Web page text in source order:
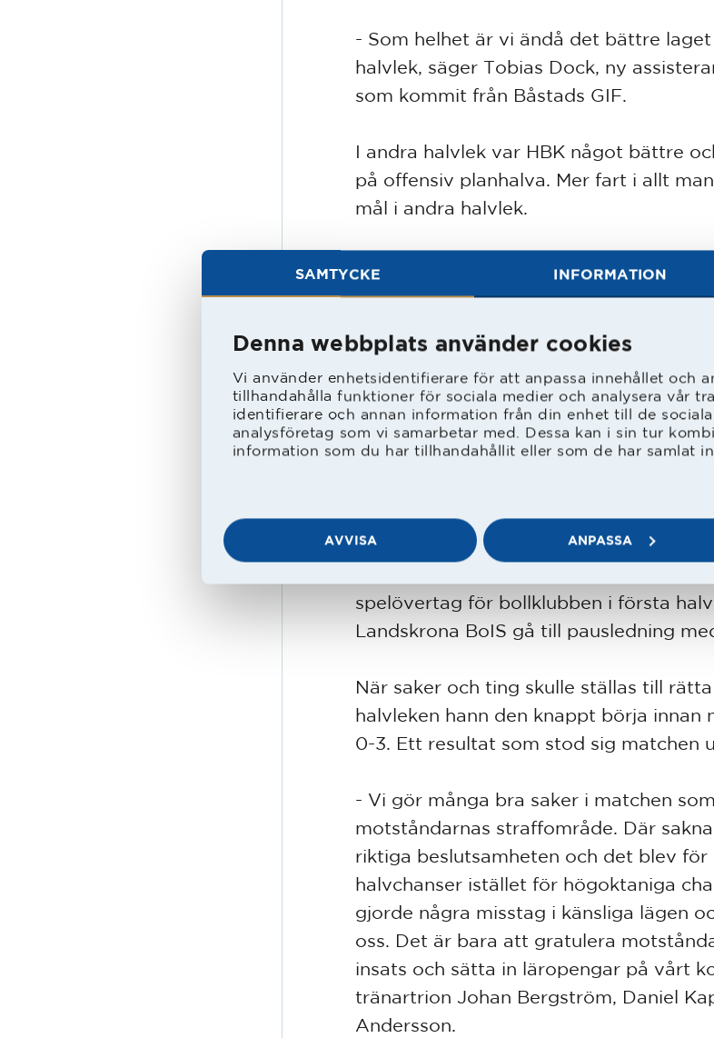
SAMTYCKE INFORMATION
Denna webbplats använder cookies
Vi använder enhetsidentifierare för att anpassa innehållet och
tillhandahålla funktioner för sociala medier och analysera vår
identifierare och annan information från din enhet till de
analysföretag som vi samarbetar med. Dessa kan i sin tur
information som du har tillhandahållit eller som de har samlat
AVVISA ANPASSA
- Som helhet är vi ändå det bättre
halvlek, säger Tobias Dock, ny
som kommit från Båstads GIF.
I andra halvlek var HBK något bättre
på offensiv planhalva. Mer fart i allt
mål i andra halvlek.
- Vi är nöjda med en resultatmässigt
mer av vår prestation över 90 minuter,
övriga i ledarteamet vill ge extra beröm
för sin insats idag.
Säsongen har inletts fint för HBK:s P19-
i träningsmatcherna och idel bra
Den första tävlingsmatchen i
spelövertag för bollklubben i första
Landskrona BoIS gå till pausledning
När saker och ting skulle ställas till
halvleken hann den knappt börja innan
0-3. Ett resultat som stod sig matchen
- Vi gör många bra saker i matchen
motståndarnas straffområde. Där
riktiga beslutsamheten och det blev för
halvchanser istället för högoktaniga
gjorde några misstag i känsliga lägen
oss. Det är bara att gratulera
insats och sätta in läropengar på vårt
tränartrion Johan Bergström, Daniel
Andersson.